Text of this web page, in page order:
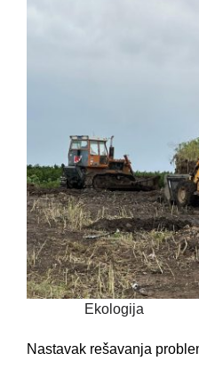
Ekologija
Nastavak rešavanja